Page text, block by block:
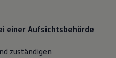
einer Aufsichtsbehörde
zuständigen